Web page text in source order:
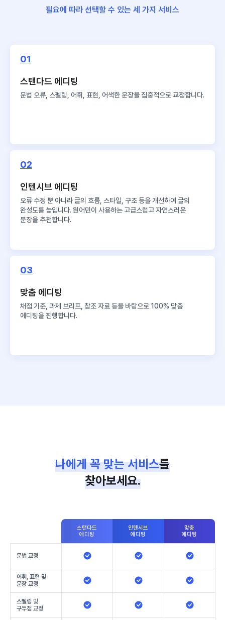
필요에 따라 선택할 수 있는 세 가지 서비스
01
스탠다드 에디팅
문법 오류, 스펠링, 어휘, 표현, 어색한 문장을 집중적으로 교정합니다.
02
인텐시브 에디팅
오류 수정 뿐 아니라 글의 흐름, 스타일, 구조 등을 개선하여 글의
완성도를 높입니다. 원어민이 사용하는 고급스럽고 자연스러운
문장을 추천합니다.
03
맞춤 에디팅
채점 기준, 과제 브리프, 참조 자료 등을 바탕으로 100% 맞춤
에디팅을 진행합니다.
나에게 꼭 맞는 서비스를
찾아보세요.
스탠다드
에디팅
인텐시브
에디팅
맞춤
에디팅
문법 교정
어휘, 표현 및
문장 교정
스펠링 및
구두점 교정